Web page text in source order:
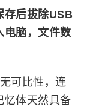
存后拔除USB
电脑，文件数
可比性，连
忆体天然具备